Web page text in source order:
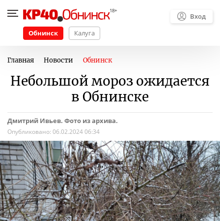
Обнинск Калуга
Вход
Главная Новости Обнинск
Небольшой мороз ожидается
в Обнинске
Дмитрий Ивьев. Фото из архива.
Опубликовано: 06.02.2024 06:34